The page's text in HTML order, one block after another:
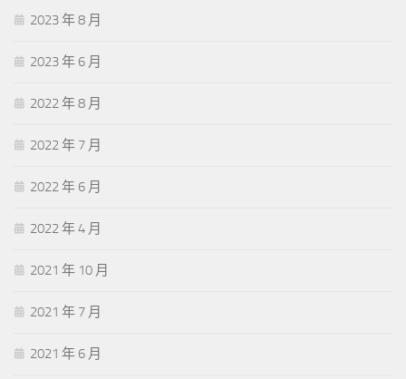
2023 年 8 月
2023 年 6 月
2022 年 8 月
2022 年 7 月
2022 年 6 月
2022 年 4 月
2021 年 10 月
2021 年 7 月
2021 年 6 月